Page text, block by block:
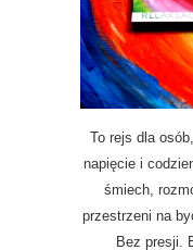
To rejs dla
napięcie i
śmiech,
przestrzeni na
Bez presji.